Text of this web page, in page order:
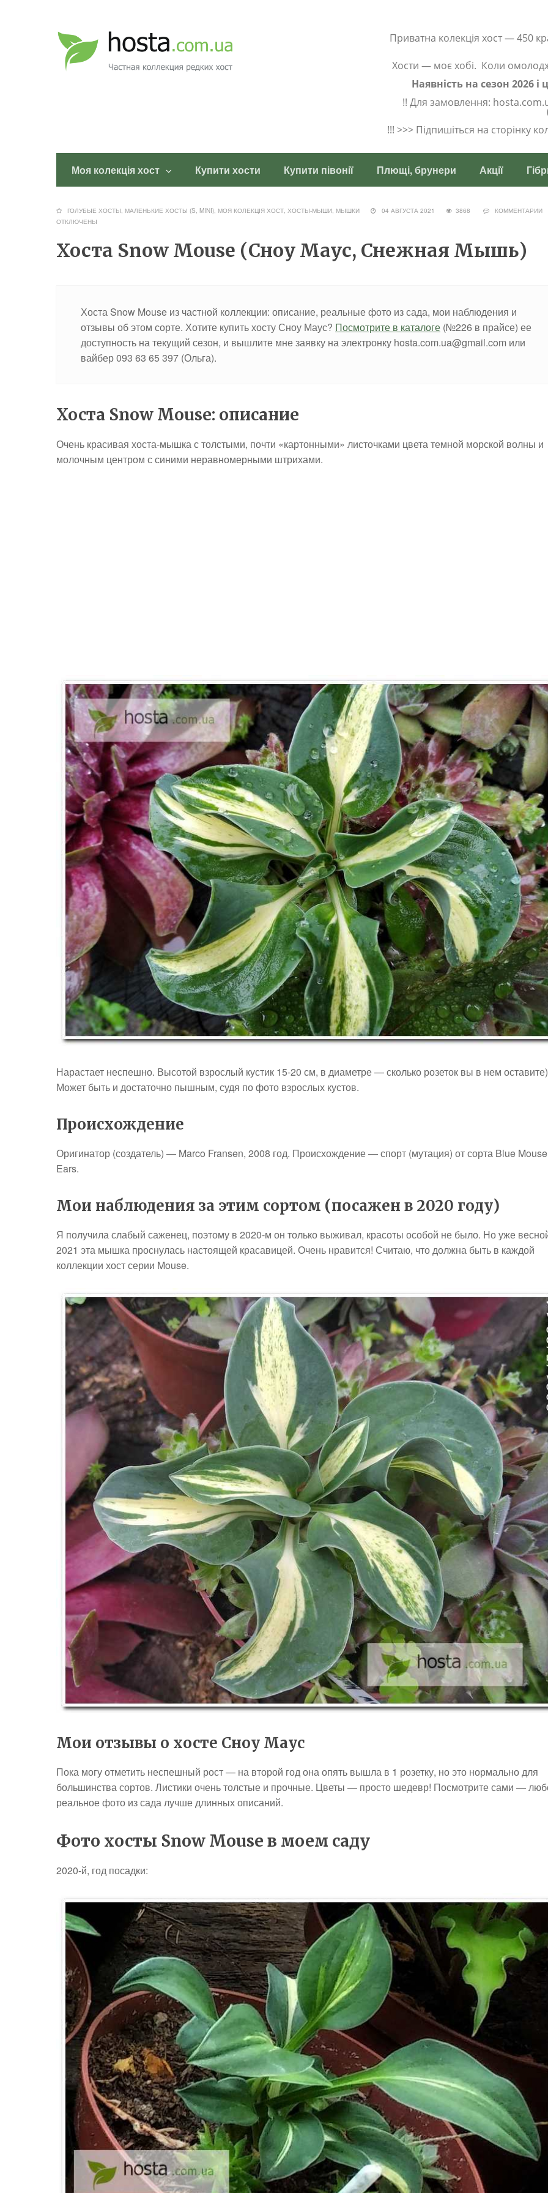
Приватна колекція хост — 450
Хости — моє хобі. Коли
Наявність на сезон 2026
!! Для замовлення:
!!! >>> Підпишіться на сторінку
Моя колекція хост Купити хости Купити півонії Плющі, брунери Акції
ГОЛУБЫЕ ХОСТЫ, МАЛЕНЬКИЕ ХОСТЫ (S, MINI), МОЯ КОЛЕКЦІЯ ХОСТ, ХОСТЫ-МЫШИ, МЫШКИ 04 АВГУСТА 2021 3868
КОММЕНТАРИИ
ОТКЛЮЧЕНЫ
Хоста Snow Mouse (Сноу Маус, Снежная Мышь)
Хоста Snow Mouse из частной коллекции: описание, реальные фото из сада, мои наблюдения и
отзывы об этом сорте. Хотите купить хосту Сноу Маус? Посмотрите в каталоге (№226 в прайсе) ее
доступность на текущий сезон, и вышлите мне заявку на электронку hosta.com.ua@gmail.com или
вайбер 093 63 65 397 (Ольга).
Хоста Snow Mouse: описание
Очень красивая хоста-мышка с толстыми, почти «картонными» листочками цвета темной морской волны и
молочным центром с синими неравномерными штрихами.
Нарастает неспешно. Высотой взрослый кустик 15-20 см, в диаметре — сколько розеток вы в нем
Может быть и достаточно пышным, судя по фото взрослых кустов.
Происхождение
Оригинатор (создатель) — Marco Fransen, 2008 год. Происхождение — спорт (мутация) от сорта Blue Mouse
Ears.
Мои наблюдения за этим сортом (посажен в 2020 году)
Я получила слабый саженец, поэтому в 2020-м он только выживал, красоты особой не было. Но уже
2021 эта мышка проснулась настоящей красавицей. Очень нравится! Считаю, что должна быть в каждой
коллекции хост серии Mouse.
Мои отзывы о хосте Сноу Маус
Пока могу отметить неспешный рост — на второй год она опять вышла в 1 розетку, но это нормально для
большинства сортов. Листики очень толстые и прочные. Цветы — просто шедевр! Посмотрите сами —
реальное фото из сада лучше длинных описаний.
Фото хосты Snow Mouse в моем саду
2020-й, год посадки: